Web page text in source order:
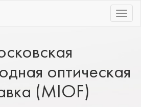
|||
оптическая
(MIOF)